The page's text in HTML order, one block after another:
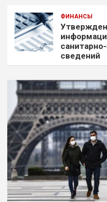
ФИНАНСЫ
сведений